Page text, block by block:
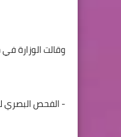
وقالت الوزارة
- الفحص البصري